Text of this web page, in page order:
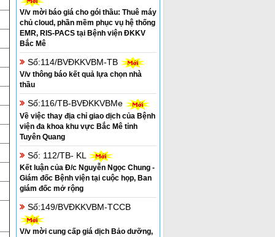
V/v mời báo giá cho gói thầu: Thuê máy
chủ cloud, phần mềm phục vụ hệ thống
EMR, RIS-PACS tại Bệnh viện ĐKKV
Bắc Mê
Số:114/BVĐKKVBM-TB
V/v thông báo kết quả lựa chọn nhà
thầu
Số:116/TB-BVĐKKVBMe
Về việc thay địa chỉ giao dịch của Bệnh
viện đa khoa khu vực Bắc Mê tỉnh
Tuyên Quang
Số: 112/TB- KL
Kết luận của Đ/c Nguyễn Ngọc Chung -
Giám đốc Bệnh viện tại cuộc họp, Ban
giám đốc mở rộng
Số:149/BVĐKKVBM-TCCB
V/v mời cung cấp giá dịch Bảo dưỡng,